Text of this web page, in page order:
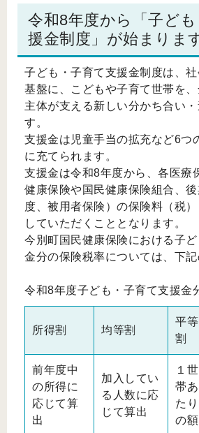
令和8年度から「子ど
援金制度」が始まりま
子ども・子育て支援金制度は、
基盤に、こどもや子育て世帯を
主体が支える新しい分かち合い
す。
支援金は児童手当の拡充など6つ
に充てられます。
支援金は令和8年度から、各医療
健康保険や国民健康保険組合、
度、被用者保険）の保険料（税
していただくこととなります。
今別町国民健康保険における子
金分の保険税率については、下記
令和8年度子ども・子育て支援金
所得割 均等割
平等
割
前年度中
の所得に
応じて算
出
加入してい
る人数に応
じて算出
１世
帯あ
たり
の額